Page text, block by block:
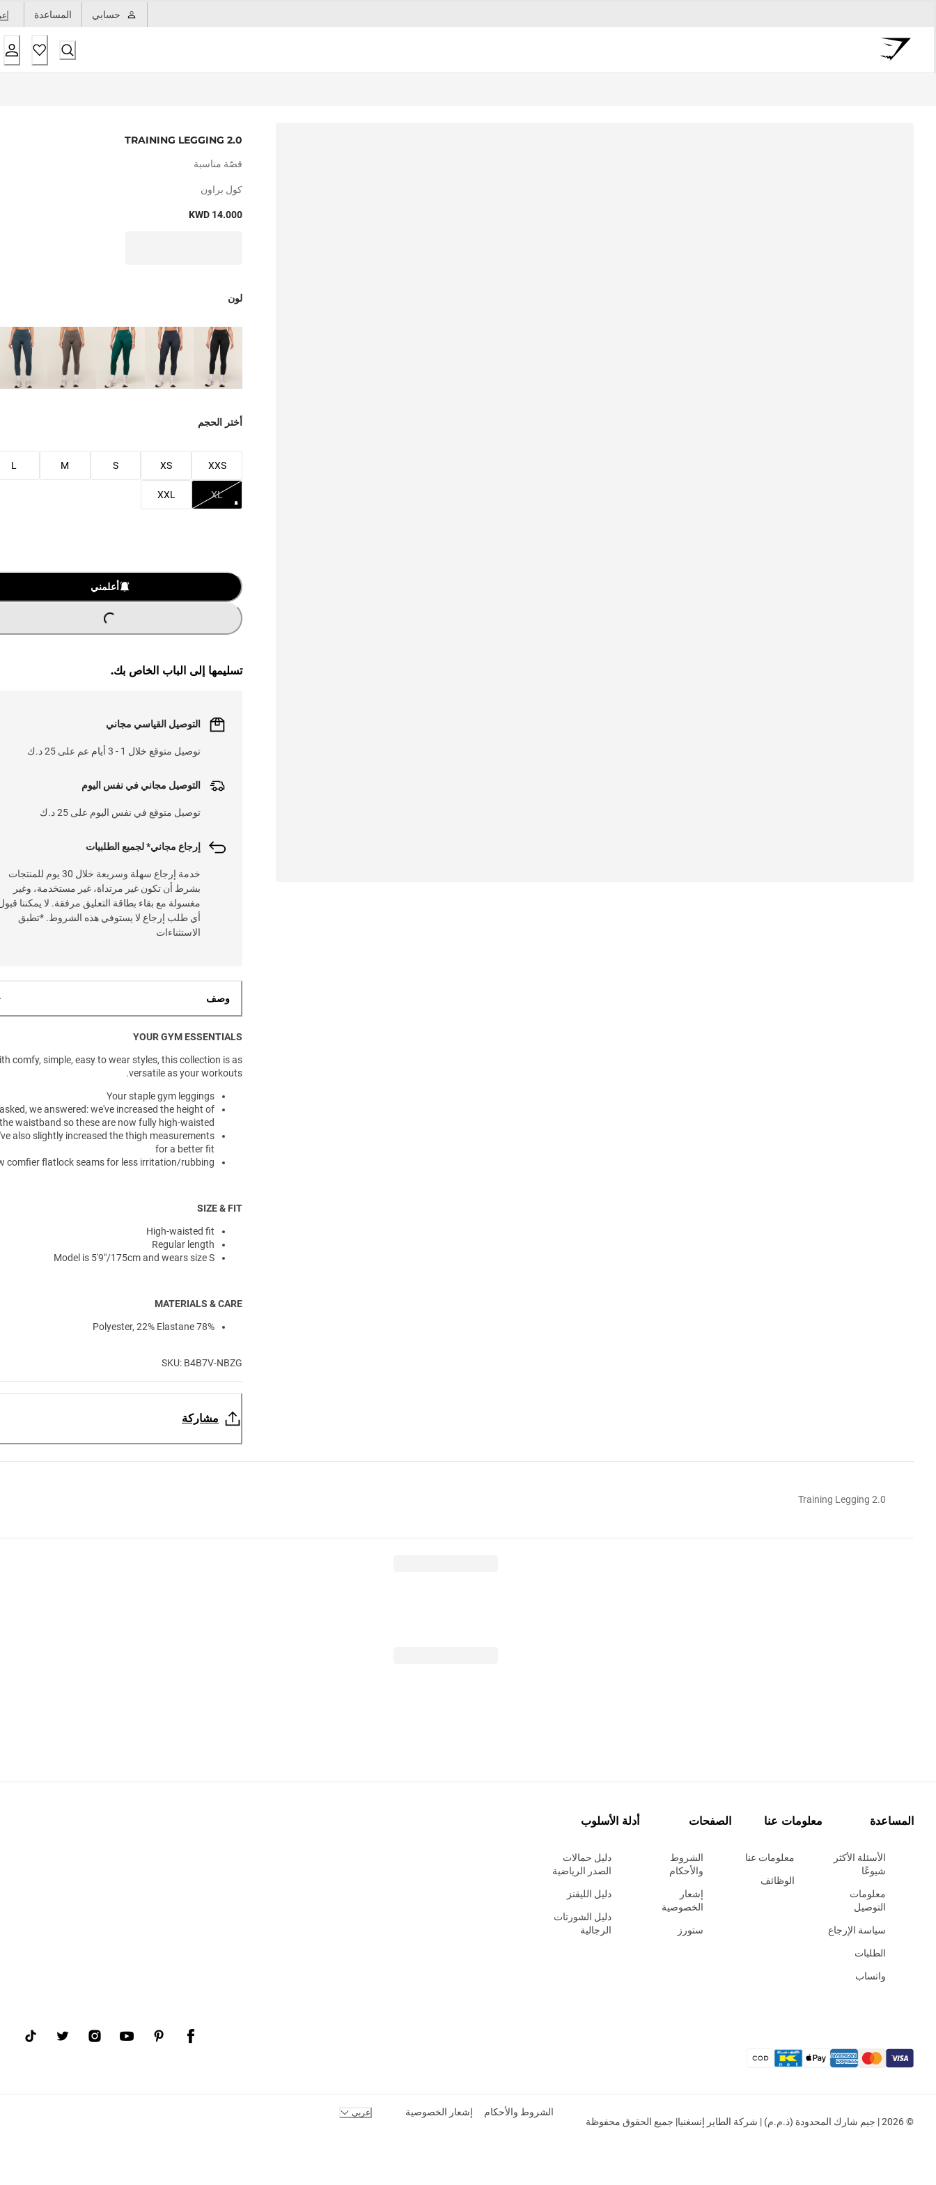
حسابي المساعدة
TRAINING LEGGING 2.0
قصّة مناسبة
كول براون
KWD 14.000
لون
أختر الحجم
XXS
XS
S
M
L
XL
XXL
أعلمني
L
...
تسليمها إلى الباب الخاص بك.
التوصيل القياسي مجاني
توصيل متوقع خلال 1 - 3 أيام عم على 25 د.ك
التوصيل مجاني في نفس اليوم
توصيل متوقع في نفس اليوم على 25 د.ك
إرجاع مجاني* لجميع الطلبيات
خدمة إرجاع سهلة وسريعة خلال 30 يوم للمنتجات
بشرط أن تكون غير مرتداة، غير مستخدمة، وغير
مغسولة مع بقاء بطاقة التعليق مرفقة. لا يمكننا
أي طلب إرجاع لا يستوفي هذه الشروط. *تطبق
الاستثناءات
وصف
YOUR GYM ESSENTIALS
comfy, simple, easy to wear styles, this collection is as
versatile as your workouts.
Your staple gym leggings
we answered: we've increased the height of
the waistband so these are now fully high-waisted
also slightly increased the thigh measurements
for a better fit
comfier flatlock seams for less irritation/rubbing
SIZE & FIT
High-waisted fit
Regular length
Model is 5'9"/175cm and wears size S
MATERIALS & CARE
78% Polyester, 22% Elastane
SKU: B4B7V-NBZG
مشاركة
Training Legging 2.0
المساعدة
الأسئلة الأكثر
شيوعًا
معلومات
التوصيل
سياسة الإرجاع
الطلبات
واتساب
معلومات عنا
معلومات عنا
الوظائف
الصفحات
الشروط
والأحكام
إشعار
الخصوصية
ستورز
أدلة الأسلوب
دليل حمالات
الصدر الرياضية
دليل الليقنز
دليل الشورتات
الرجالية
© 2026 | جيم شارك المحدودة (ذ.م.م) | شركة الطاير إنسغنيا| جميع الحقوق محفوظة
الشروط والأحكام إشعار الخصوصية عربي